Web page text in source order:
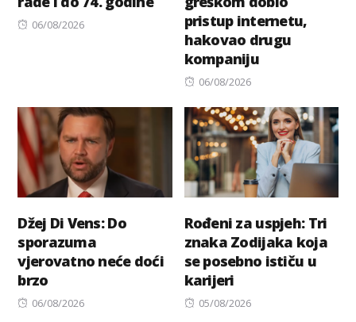
Posted
06/08/2026
pristup internetu,
hakovao drugu
kompaniju
Posted
06/08/2026
Džej Di Vens: Do
sporazuma
vjerovatno neće doći
brzo
Posted
06/08/2026
Rođeni za uspjeh: Tri
znaka Zodijaka koja
se posebno ističu u
karijeri
Posted
05/08/2026